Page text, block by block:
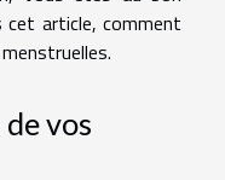
cet article, comment
vos